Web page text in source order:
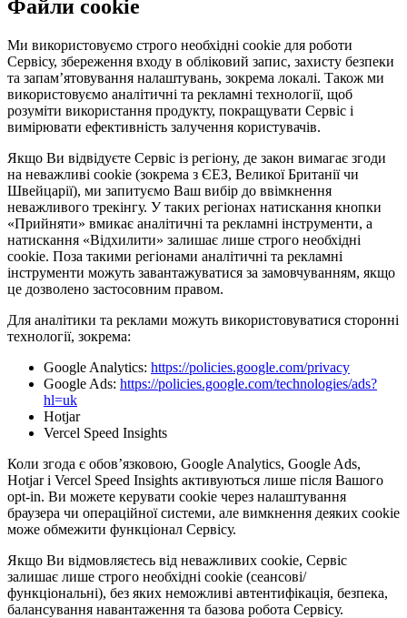
Файли cookie
Ми використовуємо строго необхідні cookie для роботи
Сервісу, збереження входу в обліковий запис, захисту безпеки
та запам’ятовування налаштувань, зокрема локалі. Також ми
використовуємо аналітичні та рекламні технології, щоб
розуміти використання продукту, покращувати Сервіс і
вимірювати ефективність залучення користувачів.
Якщо Ви відвідуєте Сервіс із регіону, де закон вимагає згоди
на неважливі cookie (зокрема з ЄЕЗ, Великої Британії чи
Швейцарії), ми запитуємо Ваш вибір до ввімкнення
неважливого трекінгу. У таких регіонах натискання кнопки
«Прийняти» вмикає аналітичні та рекламні інструменти, а
натискання «Відхилити» залишає лише строго необхідні
cookie. Поза такими регіонами аналітичні та рекламні
інструменти можуть завантажуватися за замовчуванням, якщо
це дозволено застосовним правом.
Для аналітики та реклами можуть використовуватися сторонні
технології, зокрема:
Google Analytics: https://policies.google.com/privacy
Google Ads: https://policies.google.com/technologies/ads?
hl=uk
Hotjar
Vercel Speed Insights
Коли згода є обов’язковою, Google Analytics, Google Ads,
Hotjar і Vercel Speed Insights активуються лише після Вашого
opt-in. Ви можете керувати cookie через налаштування
браузера чи операційної системи, але вимкнення деяких cookie
може обмежити функціонал Сервісу.
Якщо Ви відмовляєтесь від неважливих cookie, Сервіс
залишає лише строго необхідні cookie (сеансові/
функціональні), без яких неможливі автентифікація, безпека,
балансування навантаження та базова робота Сервісу.